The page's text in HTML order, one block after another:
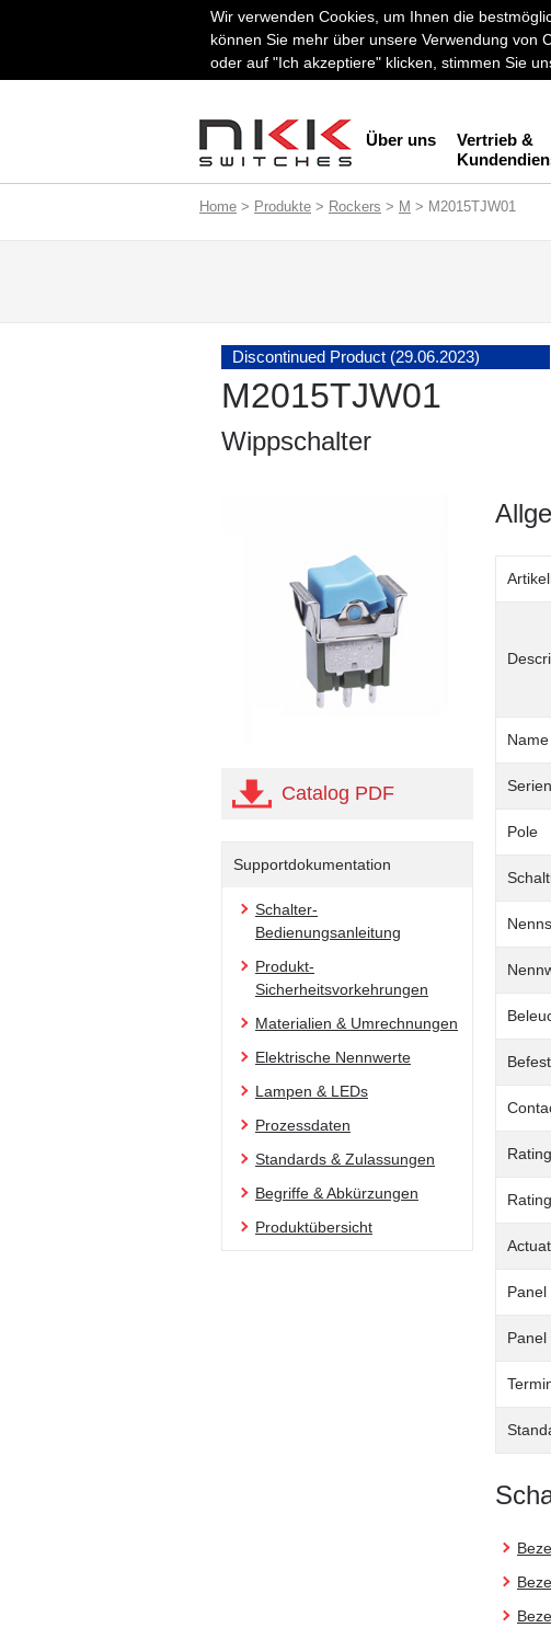
Wir verwenden Cookies, um Ihnen die
können Sie mehr über unsere Verwendung von
oder auf "Ich akzeptiere" klicken, stimmen Sie
Über uns
Vertrieb &
Home > Produkte > Rockers > M > M2015TJW01
Discontinued Product (29.06.2023)
M2015TJW01
Wippschalter
Catalog PDF
Supportdokumentation
Schalter-
Bedienungsanleitung
Produkt-
Sicherheitsvorkehrungen
Materialien & Umrechnungen
Elektrische Nennwerte
Lampen & LEDs
Prozessdaten
Standards & Zulassungen
Begriffe & Abkürzungen
Produktübersicht
Name
Serien
Pole